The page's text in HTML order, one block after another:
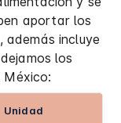
aportar los
además incluye
los
Unidad